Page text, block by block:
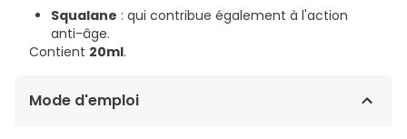
Squalane : qui contribue également à l'action
anti-âge.
Contient 20ml.
Mode d'emploi